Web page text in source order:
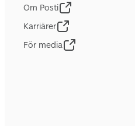
Om Posti
Karriärer
För media